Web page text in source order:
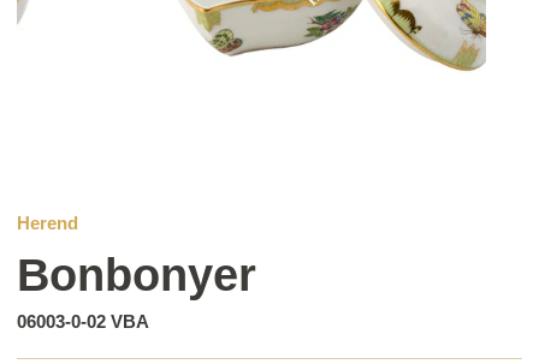
Herend
Bonbonyer
06003-0-02 VBA